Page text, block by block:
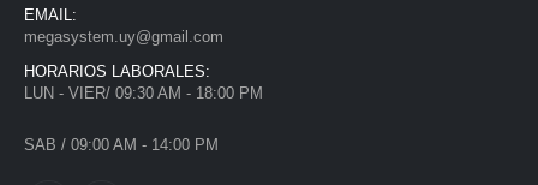
EMAIL:
megasystem.uy@gmail.com
HORARIOS LABORALES:
LUN - VIER/ 09:30 AM - 18:00 PM
SAB / 09:00 AM - 14:00 PM